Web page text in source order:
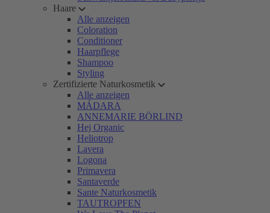
Haare
Alle anzeigen
Coloration
Conditioner
Haarpflege
Shampoo
Styling
Zertifizierte Naturkosmetik
Alle anzeigen
MÁDARA
ANNEMARIE BÖRLIND
Hej Organic
Heliotrop
Lavera
Logona
Primavera
Santaverde
Sante Naturkosmetik
TAUTROPFEN